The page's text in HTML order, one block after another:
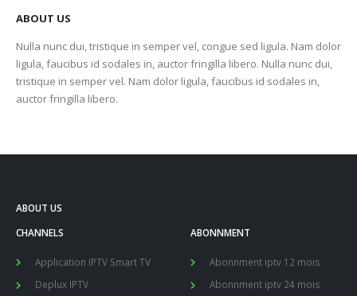
ABOUT US
Nulla nunc dui, tristique in semper vel, congue sed ligula. Nam dolor
ligula, faucibus id sodales in, auctor fringilla libero. Nulla nunc dui,
tristique in semper vel. Nam dolor ligula, faucibus id sodales in,
auctor fringilla libero.
ABOUT US
CHANNELS
Application IPTV Smart TV
Deplux IPTV
ABONNMENT
Abonnment iptv 12 mois
Abonnment iptv 24 mois